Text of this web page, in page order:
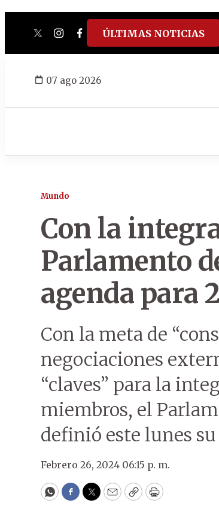
twitterinstagram
facebook
tiktokyoutube
spotify
ÚLTIMAS NOTICIAS
07 ago 2026
Mundo
Con la
Parlamento
agenda para
Con la meta de
negociaciones
“claves” para la
miembros, el
definió este lunes
Febrero 26, 2024 06:15 p. m.
WhatsApp
Facebook
Twitter
EmailCopyPrint